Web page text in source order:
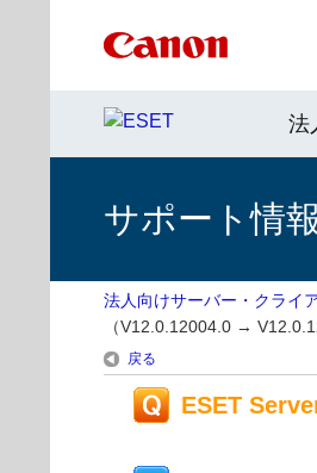
法
サポート情
法人向けサーバー・クライ
（V12.0.12004.0 →
戻る
ESET